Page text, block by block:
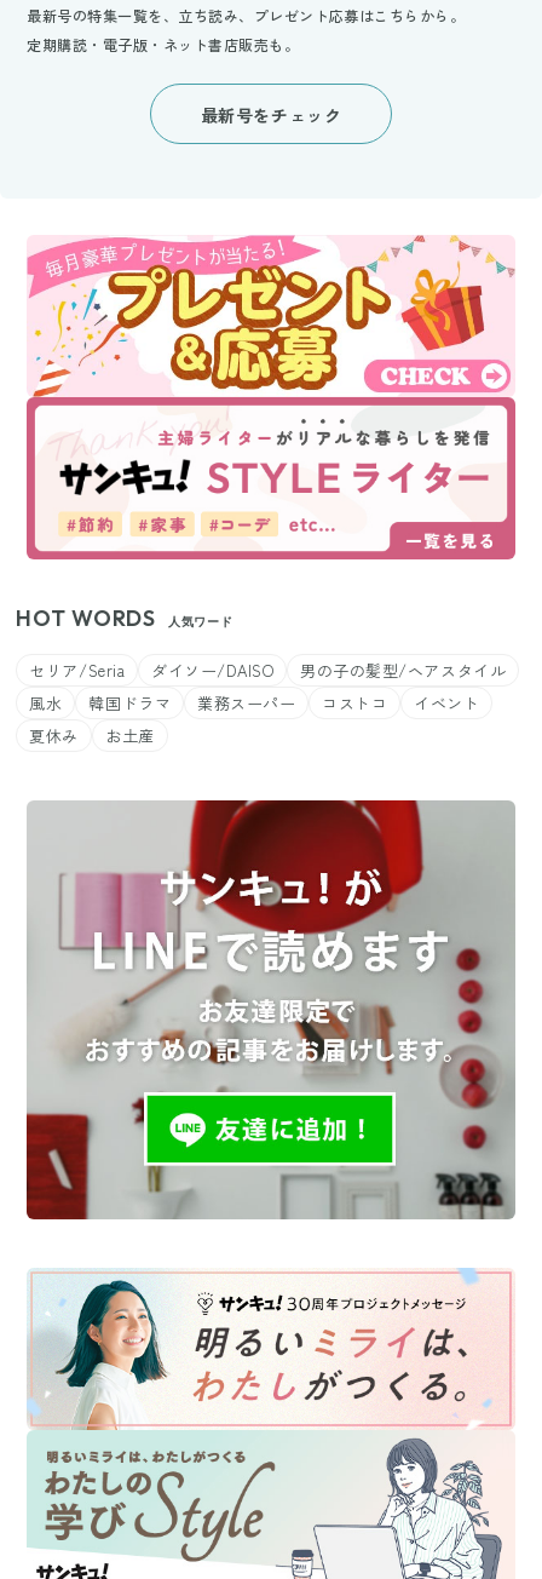
最新号の特集一覧を、立ち読み、プレゼント応募はこちらから。
定期購読・電子版・ネット書店販売も。
最新号をチェック
HOT WORDS 人気ワード
セリア/Seria ダイソー/DAISO
男の子の髪型/ヘアスタイル
風水
韓国ドラマ 業務スーパー コストコ
イベント
夏休み
お土産